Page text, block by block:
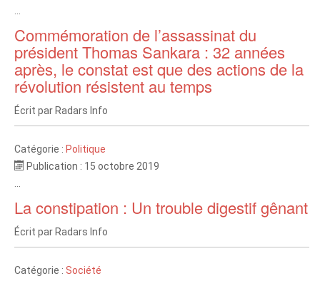
Commémoration de l’assassinat du
président Thomas Sankara : 32 années
après, le constat est que des actions de la
révolution résistent au temps
Écrit par Radars Info
Catégorie : Politique
Publication : 15 octobre 2019
La constipation : Un trouble digestif gênant
Écrit par Radars Info
Catégorie : Société